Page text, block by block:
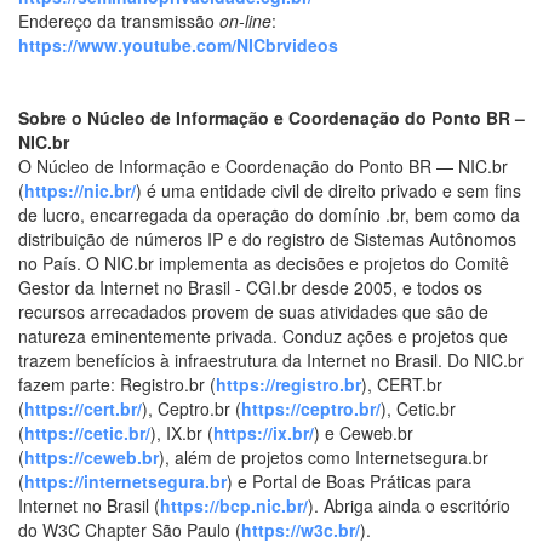
Endereço da transmissão on-line:
https://www.youtube.com/NICbrvideos
Sobre o Núcleo de Informação e Coordenação do Ponto BR –
NIC.br
O Núcleo de Informação e Coordenação do Ponto BR — NIC.br
(https://nic.br/) é uma entidade civil de direito privado e sem fins
de lucro, encarregada da operação do domínio .br, bem como da
distribuição de números IP e do registro de Sistemas Autônomos
no País. O NIC.br implementa as decisões e projetos do Comitê
Gestor da Internet no Brasil - CGI.br desde 2005, e todos os
recursos arrecadados provem de suas atividades que são de
natureza eminentemente privada. Conduz ações e projetos que
trazem benefícios à infraestrutura da Internet no Brasil. Do NIC.br
fazem parte: Registro.br (https://registro.br), CERT.br
(https://cert.br/), Ceptro.br (https://ceptro.br/), Cetic.br
(https://cetic.br/), IX.br (https://ix.br/) e Ceweb.br
(https://ceweb.br), além de projetos como Internetsegura.br
(https://internetsegura.br) e Portal de Boas Práticas para
Internet no Brasil (https://bcp.nic.br/). Abriga ainda o escritório
do W3C Chapter São Paulo (https://w3c.br/).